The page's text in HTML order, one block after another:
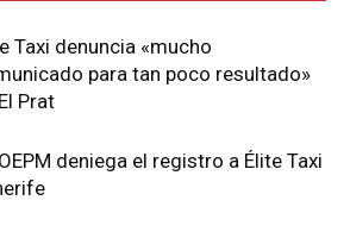
Taxi denuncia «mucho
para tan poco resultado»
Prat
deniega el registro a Élite Taxi